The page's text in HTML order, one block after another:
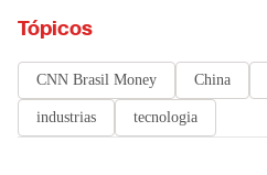
Tópicos
CNN Brasil Money China
industrias tecnologia